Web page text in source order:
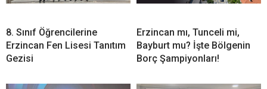
8. Sınıf Öğrencilerine
Erzincan Fen Lisesi Tanıtım
Gezisi
Erzincan mı, Tunceli mi,
Bayburt mu? İşte Bölgenin
Borç Şampiyonları!